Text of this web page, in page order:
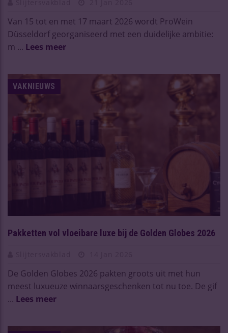
Van 15 tot en met 17 maart 2026 wordt ProWein
Düsseldorf georganiseerd met een duidelijke ambitie:
m ... Lees meer
VAKNIEUWS
Pakketten vol vloeibare luxe bij de Golden Globes 2026
De Golden Globes 2026 pakten groots uit met hun
meest luxueuze winnaarsgeschenken tot nu toe. De gif
... Lees meer